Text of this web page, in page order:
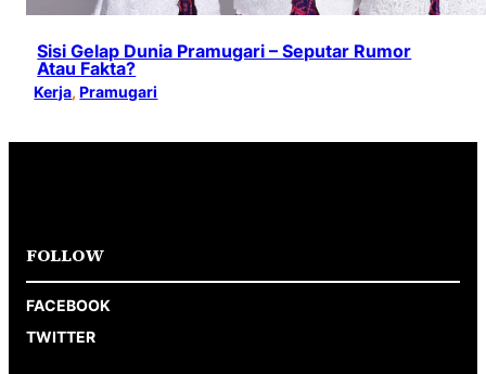
Sisi Gelap Dunia Pramugari – Seputar Rumor
Atau Fakta?
Kerja, Pramugari
FOLLOW
FACEBOOK
TWITTER